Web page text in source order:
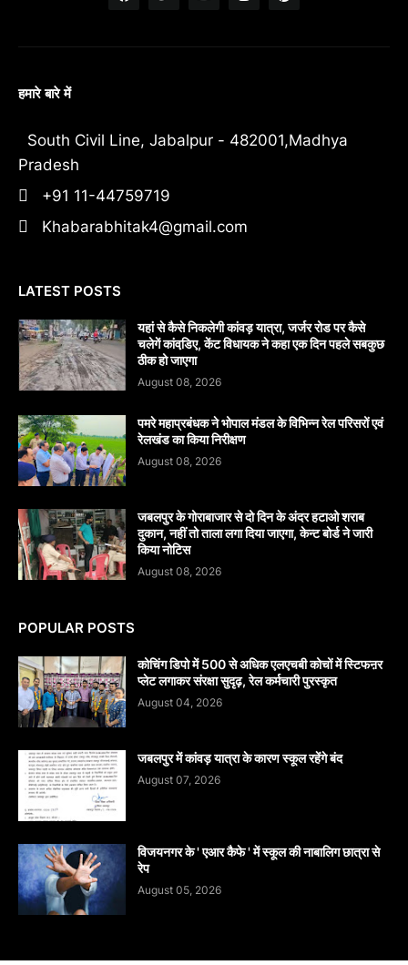
हमारे बारे में
South Civil Line, Jabalpur - 482001,Madhya
Pradesh
+91 11-44759719
Khabarabhitak4@gmail.com
LATEST POSTS
यहां से कैसे निकलेगी कांवड़ यात्रा, जर्जर रोड पर कैसे
चलेगें कांवडि़ए, केंट विधायक ने कहा एक दिन पहले सबकुछ
ठीक हो जाएगा
August 08, 2026
पमरे महाप्रबंधक ने भोपाल मंडल के विभिन्न रेल परिसरों एवं
रेलखंड का किया निरीक्षण
August 08, 2026
जबलपुर के गोराबाजार से दो दिन के अंदर हटाओ शराब
दुकान, नहीं तो ताला लगा दिया जाएगा, केन्ट बोर्ड ने जारी
किया नोटिस
August 08, 2026
POPULAR POSTS
कोचिंग डिपो में 500 से अधिक एलएचबी कोचों में स्टिफऩर
प्लेट लगाकर संरक्षा सुदृढ़, रेल कर्मचारी पुरस्कृत
August 04, 2026
जबलपुर में कांवड़ यात्रा के कारण स्कूल रहेंगे बंद
August 07, 2026
विजयनगर के ' एआर कैफे ' में स्कूल की नाबालिग छात्रा से
रेप
August 05, 2026